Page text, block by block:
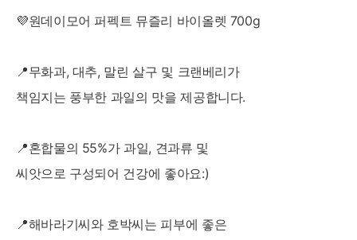
💜원데이모어 퍼펙트 뮤즐리 바이올렛 700g
📍무화과, 대추, 말린 살구 및 크랜베리가
책임지는 풍부한 과일의 맛을 제공합니다.
📍혼합물의 55%가 과일, 견과류 및
씨앗으로 구성되어 건강에 좋아요:)
📍해바라기씨와 호박씨는 피부에 좋은